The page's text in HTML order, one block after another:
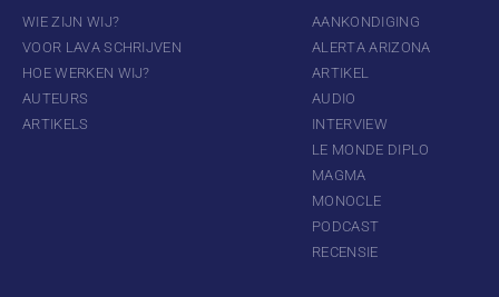
WIE ZIJN WIJ?
VOOR LAVA SCHRIJVEN
HOE WERKEN WIJ?
AUTEURS
ARTIKELS
AANKONDIGING
ALERTA ARIZONA
ARTIKEL
AUDIO
INTERVIEW
LE MONDE DIPLO
MAGMA
MONOCLE
PODCAST
RECENSIE